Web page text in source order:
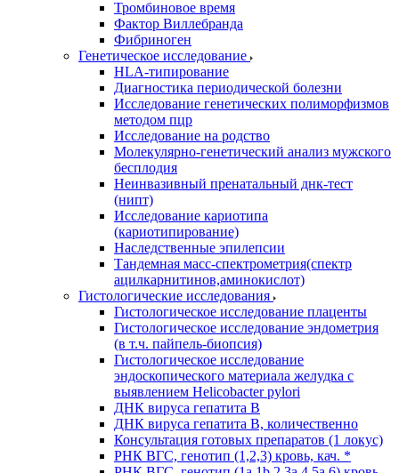
Тромбиновое время
Фактор Виллебранда
Фибриноген
Генетическое исследование
HLA-типирование
Диагностика периодической болезни
Исследование генетических полиморфизмов
методом пцр
Исследование на родство
Молекулярно-генетический анализ мужского
бесплодия
Неинвазивный пренатальный днк-тест
(нипт)
Исследование кариотипа
(кариотипирование)
Наследственные эпилепсии
Тандемная масс-спектрометрия(спектр
ацилкарнитинов,аминокислот)
Гистологические исследования
Гистологическое исследование плаценты
Гистологическое исследование эндометрия
(в т.ч. пайпель-биопсия)
Гистологическое исследование
эндоскопического материала желудка с
выявлением Helicobacter pylori
ДНК вируса гепатита B
ДНК вируса гепатита B, количественно
Консультация готовых препаратов (1 локус)
РНК ВГC, генотип (1,2,3) кровь, кач. *